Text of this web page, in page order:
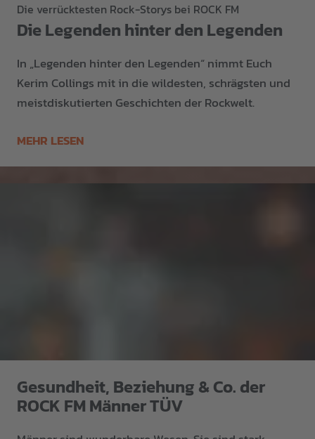
Die verrücktesten Rock-Storys bei ROCK FM
Die Legenden hinter den Legenden
In „Legenden hinter den Legenden“ nimmt Euch
Kerim Collings mit in die wildesten, schrägsten und
meistdiskutierten Geschichten der Rockwelt.
MEHR LESEN
Gesundheit, Beziehung & Co. der
ROCK FM Männer TÜV